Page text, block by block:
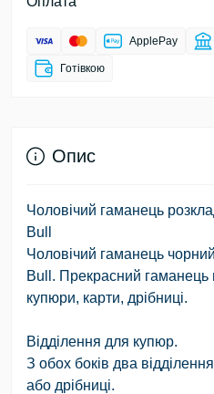
ApplePay
Готівкою
Опис
Чоловічий гаманець
Bull
Чоловічий гаманець
Bull. Прекрасний гаманець
купюри, карти, дрібниці.
Відділення для купюр.
З обох боків два
або дрібниці.